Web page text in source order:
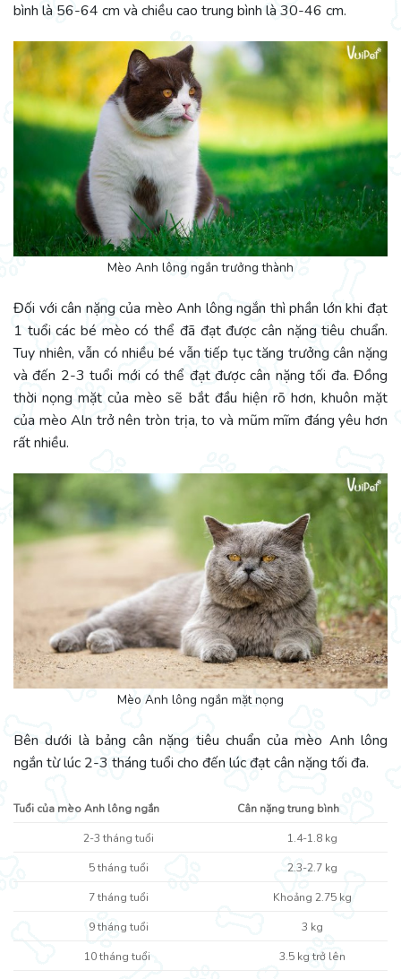
bình là 56-64 cm và chiều cao trung bình là 30-46 cm.
Mèo Anh lông ngắn trưởng thành
Đối với cân nặng của mèo Anh lông ngắn thì phần lớn khi đạt
1 tuổi các bé mèo có thể đã đạt được cân nặng tiêu chuẩn.
Tuy nhiên, vẫn có nhiều bé vẫn tiếp tục tăng trưởng cân nặng
và đến 2-3 tuổi mới có thể đạt được cân nặng tối đa. Đồng
thờinọng mặt của mèo sẽ bắt đầu hiện rõ hơn, khuôn mặt
của mèo Aln trở nên tròn trịa, to và mũm mĩm đáng yêu hơn
rất nhiều.
Mèo Anh lông ngắn mặt nọng
Bên dưới là bảng cân nặng tiêu chuẩn của mèo Anh lông
ngắn từ lúc 2-3 tháng tuổi cho đến lúc đạt cân nặng tối đa.
Tuổi của mèo Anh lông ngắn Cân nặng trung bình
2-3 tháng tuổi 1.4-1.8 kg
5 tháng tuổi 2.3-2.7 kg
7 tháng tuổi Khoảng 2.75 kg
9 tháng tuổi 3 kg
10 tháng tuổi 3.5 kg trở lên